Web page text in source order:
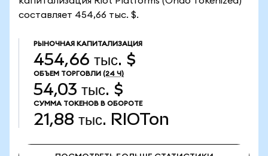
составляет 454,66 тыс. $.
РЫНОЧНАЯ КАПИТАЛИЗАЦИЯ
454,66 тыс. $
ОБЪЕМ ТОРГОВЛИ (24 Ч)
54,03 тыс. $
СУММА ТОКЕНОВ В ОБОРОТЕ
21,88 тыс. RIOTon